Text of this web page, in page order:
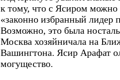
к тому, что с Ясиром
«законно избранный лидер
Возможно, это была
Москва хозяйничала на
Вашингтона. Ясир Арафат
могущество.